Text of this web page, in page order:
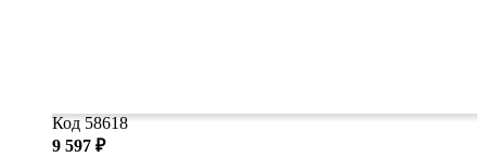
Код 58618
9 597 ₽